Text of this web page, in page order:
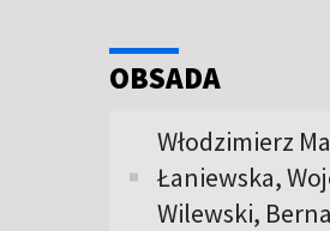
OBSADA
Włodzimierz
Łaniewska,
Wilewski,